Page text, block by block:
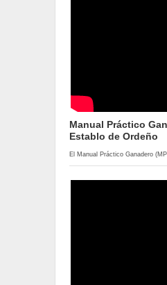
Manual Práctico
Establo de Ordeño
El Manual Práctico Ganadero